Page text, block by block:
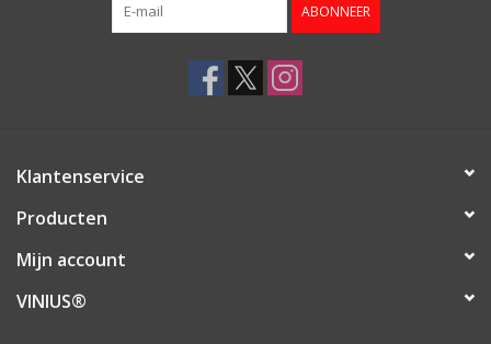
ABONNEER
Klantenservice
Producten
Mijn account
VINIUS®